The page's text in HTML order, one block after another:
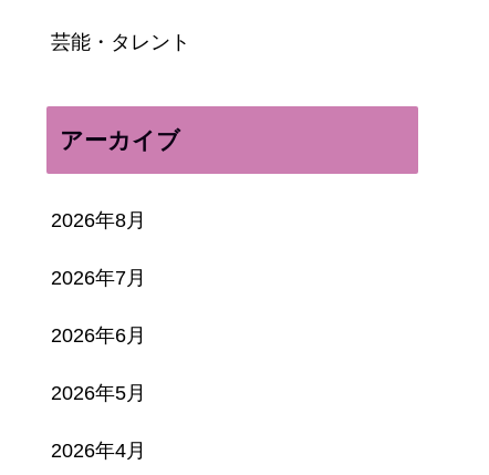
芸能・タレント
アーカイブ
2026年8月
2026年7月
2026年6月
2026年5月
2026年4月